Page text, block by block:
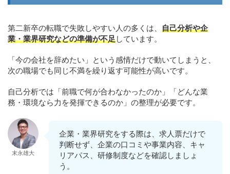
第二新卒の転職で失敗しやすい人の多くは、 自己分析や企
業・業界研究などの準備が不足しています。
「今の会社を辞めたい」という感情だけで動いてしまうと、
次の職場でも同じ不満を繰り返す可能性が高いです。
自己分析では「前職で何が合わなかったのか」「どんな業
務・環境なら力を発揮できるのか」の整理が必要です。
末永雄大
企業・業界研究をする際は、求人票だけで
判断せず、企業の口コミや事業内容、キャ
リアパス、研修制度などを確認しましょ
う。